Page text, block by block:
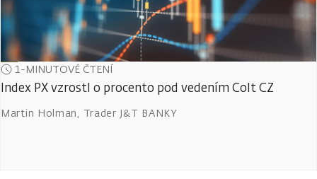
1-MINUTOVÉ ČTENÍ
Index PX vzrostl o procento pod vedením Colt CZ
Martin Holman, Trader J&T BANKY